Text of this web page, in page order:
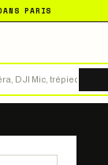
PARIS